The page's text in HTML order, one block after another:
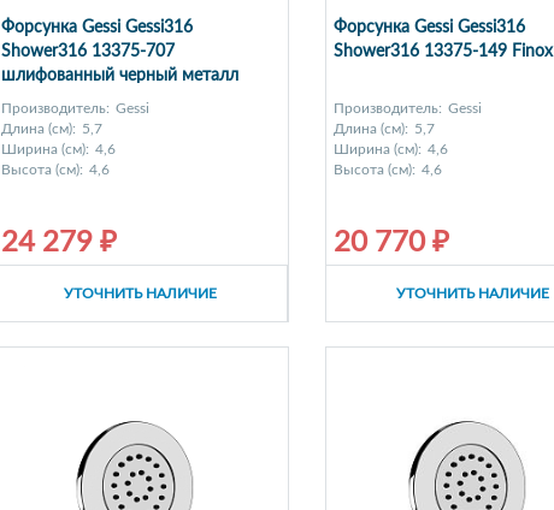
Форсунка Gessi Gessi316
Shower316 13375-707
шлифованный черный металл
Производитель: Gessi
Длина (см): 5,7
Ширина (см): 4,6
Высота (см): 4,6
24 279 ₽
УТОЧНИТЬ НАЛИЧИЕ
Форсунка Gessi Gessi316
Shower316 13375-149 Finox
Производитель: Gessi
Длина (см): 5,7
Ширина (см): 4,6
Высота (см): 4,6
20 770 ₽
УТОЧНИТЬ НАЛИЧИЕ